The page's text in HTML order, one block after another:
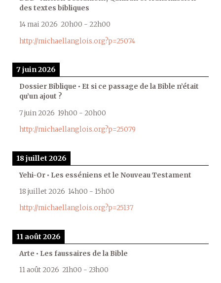
des textes bibliques
14 mai 2026 20h00 - 22h00
http://michaellanglois.org?p=25074
7 juin 2026
Dossier Biblique • Et si ce passage de la Bible n’était
qu’un ajout ?
7 juin 2026 19h00 - 20h00
http://michaellanglois.org?p=25079
18 juillet 2026
Yehi-Or • Les esséniens et le Nouveau Testament
18 juillet 2026 14h00 - 15h00
http://michaellanglois.org?p=25137
11 août 2026
Arte • Les faussaires de la Bible
11 août 2026 21h00 - 23h00